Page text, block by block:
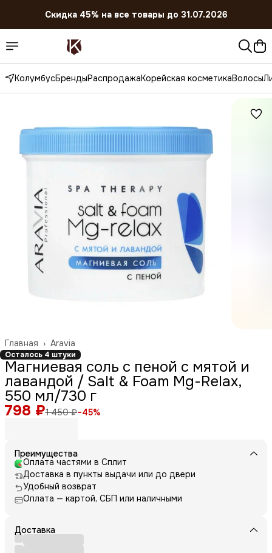
Скидка 45% на все товары до 31.07.2026
КолумбусБрендыРаспродажаКорейская косметикаВолосы
Aravia
Главная ›
Осталось 4 штуки
Магниевая соль с пеной с мятой и
лавандой / Salt & Foam Mg-Relax,
550 мл/730 г
798 ₽1 450 ₽−45%
Преимущества
Оплата частями в Сплит
Доставка в пункты выдачи или до двери
Удобный возврат
Оплата — картой, СБП или наличными
Доставка